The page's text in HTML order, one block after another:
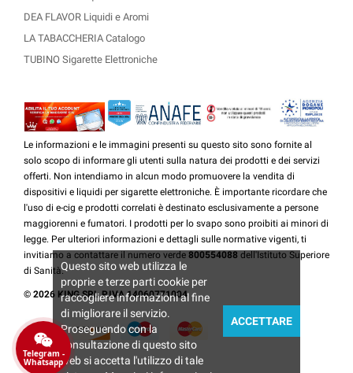
DEA FLAVOR Liquidi e Aromi
LA TABACCHERIA Catalogo
TUBINO Sigarette Elettroniche
Le informazioni e le immagini presenti su questo sito sono fornite al
solo scopo di informare gli utenti sulla natura dei prodotti e dei servizi
offerti. Non intendiamo in alcun modo promuovere la vendita di
dispositivi e liquidi per sigarette elettroniche. È importante ricordare che
l'uso di e-cig e prodotti correlati è destinato esclusivamente a persone
maggiorenni e fumatori. I prodotti per lo svapo sono proibiti ai minori di
legge. Per ulteriori informazioni e dettagli sulle normative vigenti, ti
invitiamo a contattare il numero verde 800554088 dell'Istituto Superiore
di Sanità.
© 2026 KING SRL P.IVA 14060771004
Questo sito web utilizza le
proprie e terze parti cookie per
raccogliere informazioni al fine
di migliorare il servizio.
Proseguendo con la
consultazione di questo sito
web si accetta l'utilizzo di tale
ACCETTARE
Telegram -
Whatsapp